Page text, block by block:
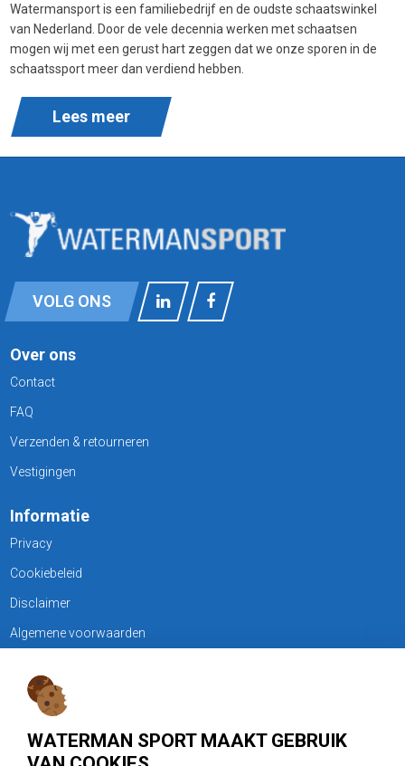
WATERMAN SPORT MAAKT GEBRUIK
Watermansport is een familiebedrijf en de oudste schaatswinkel
van Nederland. Door de vele decennia werken met schaatsen
mogen wij met een gerust hart zeggen dat we onze sporen in de
schaatssport meer dan verdiend hebben.
Lees meer
VOLG ONS
Over ons
Contact
FAQ
Verzenden & retourneren
Vestigingen
Informatie
Privacy
Cookiebeleid
Disclaimer
Algemene voorwaarden
KLANTENSERVICE
020 - 6901044